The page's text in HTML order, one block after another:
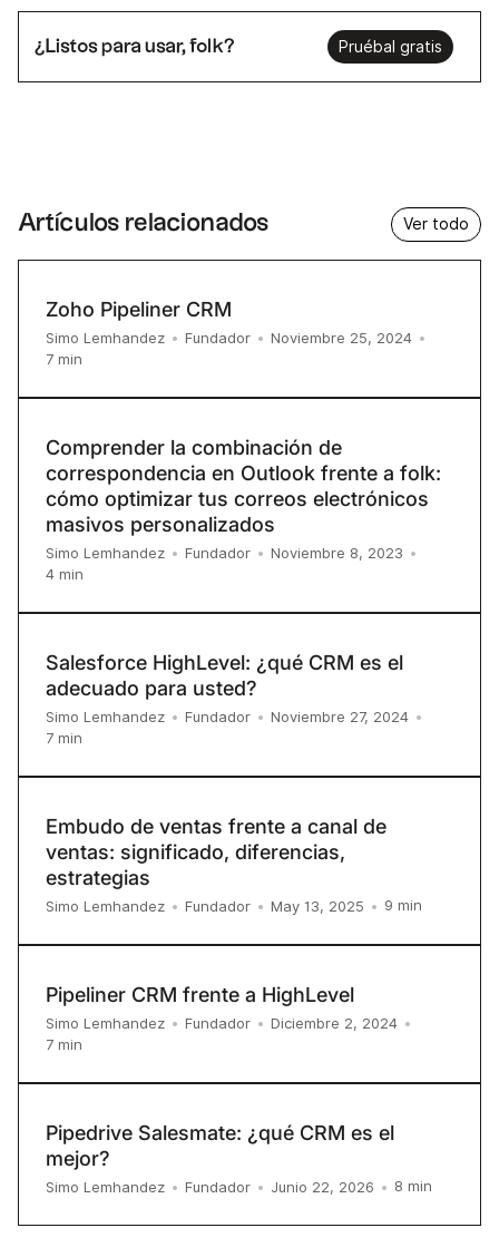
¿Listos para usar, folk? Pruébal gratis
Artículos relacionados Ver todo
Zoho Pipeliner CRM
Simo Lemhandez • Fundador • Noviembre 25, 2024 •
7 min
Comprender la combinación de
correspondencia en Outlook frente a folk:
cómo optimizar tus correos electrónicos
masivos personalizados
Simo Lemhandez • Fundador • Noviembre 8, 2023 •
4 min
Salesforce HighLevel: ¿qué CRM es el
adecuado para usted?
Simo Lemhandez • Fundador • Noviembre 27, 2024 •
7 min
Embudo de ventas frente a canal de
ventas: significado, diferencias,
estrategias
Simo Lemhandez • Fundador • May 13, 2025 • 9 min
Pipeliner CRM frente a HighLevel
Simo Lemhandez • Fundador • Diciembre 2, 2024 •
7 min
Pipedrive Salesmate: ¿qué CRM es el
mejor?
Simo Lemhandez • Fundador • Junio 22, 2026 • 8 min